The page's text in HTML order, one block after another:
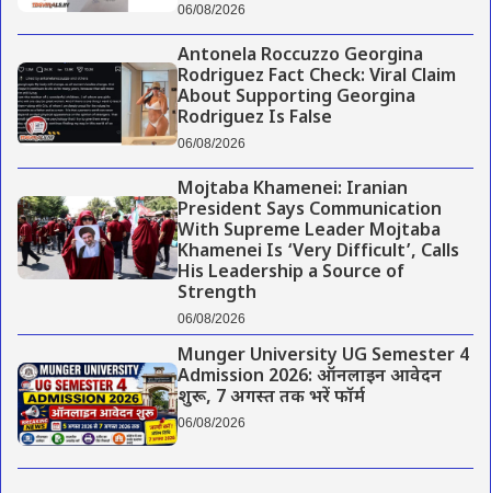
06/08/2026
Antonela Roccuzzo Georgina
Rodriguez Fact Check: Viral Claim
About Supporting Georgina
Rodriguez Is False
06/08/2026
Mojtaba Khamenei: Iranian
President Says Communication
With Supreme Leader Mojtaba
Khamenei Is ‘Very Difficult’, Calls
His Leadership a Source of
Strength
06/08/2026
Munger University UG Semester 4
Admission 2026: ऑनलाइन आवेदन
शुरू, 7 अगस्त तक भरें फॉर्म
06/08/2026